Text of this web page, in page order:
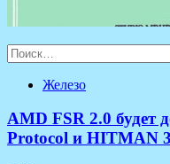
Найти:
Железо
AMD FSR 2.0 будет
Protocol и HITMAN 3